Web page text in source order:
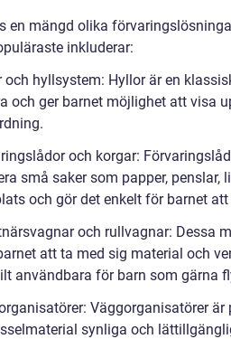
en mängd olika
inkluderar:
och hyllsystem: Hyllor är en
och ger barnet möjlighet att visa
och korgar:
små saker som papper, penslar,
och gör det enkelt för barnet
och rullvagnar: Dessa
att ta med sig material och
användbara för barn som gärna
Väggorganisatörer
synliga och